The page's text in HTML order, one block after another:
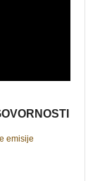
emisije